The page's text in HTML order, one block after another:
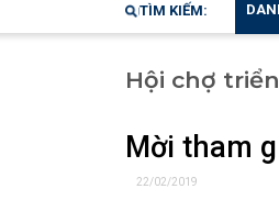
TÌM KIẾM:
Hội chợ
Mời tham
22/02/2019